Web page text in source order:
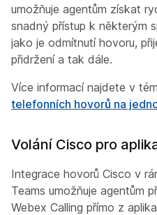
umožňuje agentům získat
snadný přístup k některým
jako je odmítnutí hovoru,
přidržení a tak dále.
Více informací najdete v
telefonních hovorů na
Volání Cisco pro
Integrace hovorů Cisco v
Teams umožňuje agentům
Webex Calling přímo z